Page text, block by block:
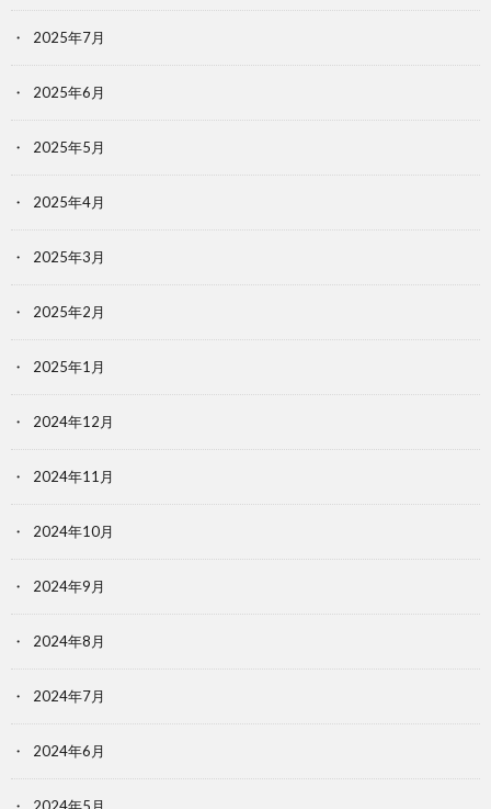
2025年7月
2025年6月
2025年5月
2025年4月
2025年3月
2025年2月
2025年1月
2024年12月
2024年11月
2024年10月
2024年9月
2024年8月
2024年7月
2024年6月
2024年5月